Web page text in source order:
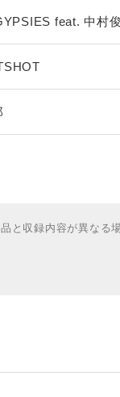
feat. 中村
と収録内容が異なる